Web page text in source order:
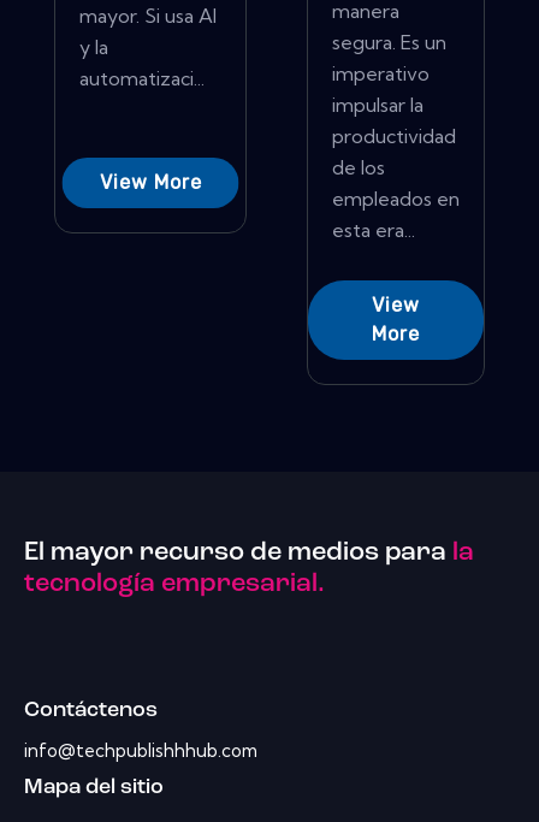
mayor. Si usa AI
y la
automatizaci...
View More
manera
segura. Es un
imperativo
impulsar la
productividad
de los
empleados en
esta era...
View
More
El mayor recurso de medios para la
tecnología empresarial.
Contáctenos
info@techpublishhhub.com
Mapa del sitio